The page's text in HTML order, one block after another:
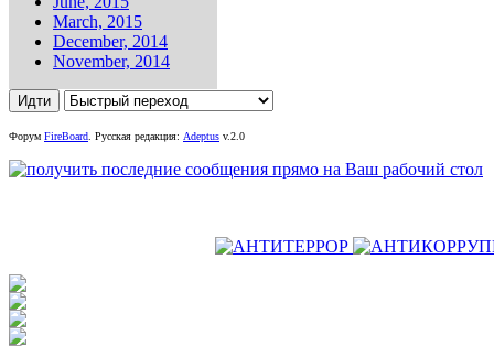
March, 2015
December, 2014
November, 2014
Форум FireBoard Русская редакция: Adeptus v.2.0